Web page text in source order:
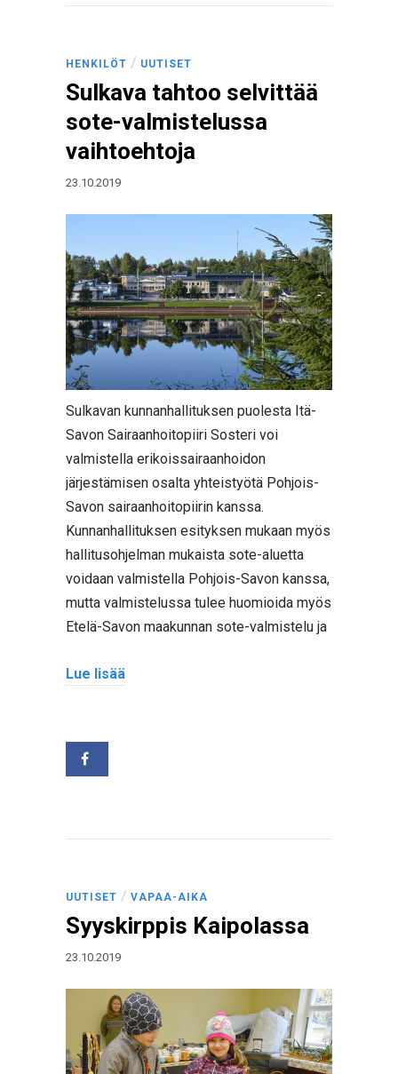
HENKILÖT / UUTISET
Sulkava tahtoo selvittää
sote-valmistelussa
vaihtoehtoja
23.10.2019
Sulkavan kunnanhallituksen puolesta Itä-
Savon Sairaanhoitopiiri Sosteri voi
valmistella erikoissairaanhoidon
järjestämisen osalta yhteistyötä Pohjois-
Savon sairaanhoitopiirin kanssa.
Kunnanhallituksen esityksen mukaan myös
hallitusohjelman mukaista sote-aluetta
voidaan valmistella Pohjois-Savon kanssa,
mutta valmistelussa tulee huomioida myös
Etelä-Savon maakunnan sote-valmistelu ja
Lue lisää
UUTISET / VAPAA-AIKA
Syyskirppis Kaipolassa
23.10.2019